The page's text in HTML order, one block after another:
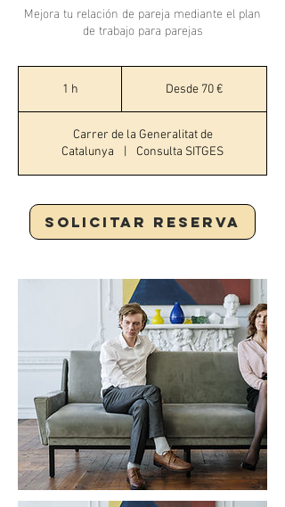
Mejora tu relación de pareja mediante el plan
de trabajo para parejas
1 h Desde 70 €
Carrer de la Generalitat de
Catalunya
Consulta SITGES
Solicitar reserva